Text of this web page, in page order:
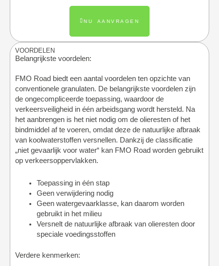
NU AANVRAGEN
VOORDELEN
Belangrijkste voordelen:
FMO Road biedt een aantal voordelen ten opzichte van
conventionele granulaten. De belangrijkste voordelen zijn
de ongecompliceerde toepassing, waardoor de
verkeersveiligheid in één arbeidsgang wordt hersteld. Na
het aanbrengen is het niet nodig om de olieresten of het
bindmiddel af te voeren, omdat deze de natuurlijke afbraak
van koolwaterstoffen versnellen. Dankzij de classificatie
„niet gevaarlijk voor water“ kan FMO Road worden gebruikt
op verkeersoppervlakken.
Toepassing in één stap
Geen verwijdering nodig
Geen watergevaarklasse, kan daarom worden
gebruikt in het milieu
Versnelt de natuurlijke afbraak van olieresten door
speciale voedingsstoffen
Verdere kenmerken: